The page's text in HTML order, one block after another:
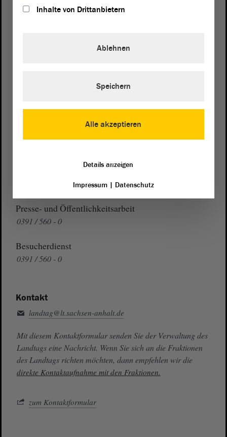
Wegbeschreibung
0391 / 560 - 0
0391 / 560 - 1123
Presse- und Öffentlichkeitsarbeit
0391 / 560 - 0
Besucherdienst
0391 / 560 - 0
Kontakt
landtag@lt.sachsen-anhalt.de
Mit diesem Kontaktformular senden Sie der Verwaltung des
Landtags eine Nachricht. Wenn Sie sich an die Fraktionen
des Landtags richten möchten, dann empfehlen wir die
direkte Kontaktaufnahme mit den Fraktionen.
zum Kontaktformular
Inhalte von Drittanbietern
Alle akzeptieren
Ablehnen
Speichern
Details anzeigen
Impressum| Datenschutz